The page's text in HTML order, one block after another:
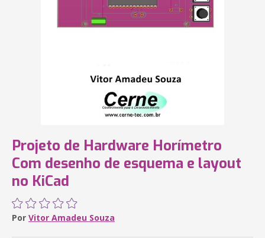
Projeto de Hardware Horímetro
Com desenho de esquema e layout
no KiCad
Por Vitor Amadeu Souza